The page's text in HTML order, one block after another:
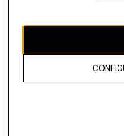
El contenido de esta página